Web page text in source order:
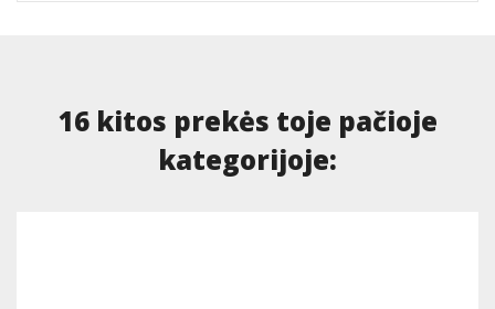
16 kitos prekės toje pačioje
kategorijoje: